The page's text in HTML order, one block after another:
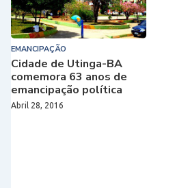
EMANCIPAÇÃO
Cidade de Utinga-BA
comemora 63 anos de
emancipação política
Abril 28, 2016